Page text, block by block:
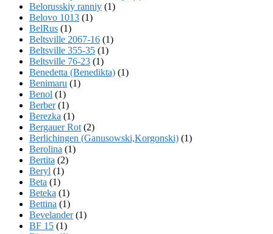
Belorusskiy ranniy (1)
Belovo 1013 (1)
BelRus (1)
Beltsville 2067-16 (1)
Beltsville 355-35 (1)
Beltsville 76-23 (1)
Benedetta (Benedikta) (1)
Benimaru (1)
Benol (1)
Berber(1)
Berezka (1)
Bergauer Rot (2)
Berlichingen (Ganusowski,Korgonski) (1)
Berolina (1)
Bertita (2)
Beryl (1)
Beta (1)
Beteka (1)
Bettina (1)
Bevelander(1)
BF 15 (1)